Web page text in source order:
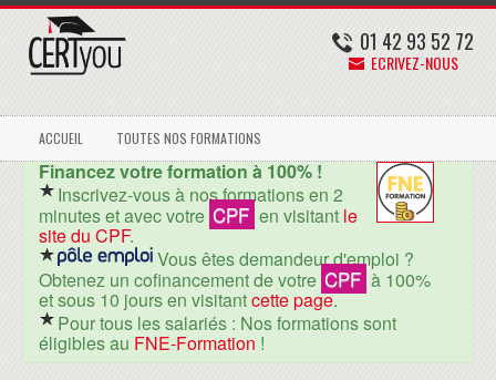
01 42 93 52 72
ECRIVEZ-NOUS
ACCUEIL TOUTES NOS FORMATIONS
Financez votre formation à 100% !
Inscrivez-vous à nos formations en 2
minutes et avec votre CPF en visitant le
site du CPF.
Vous êtes demandeur d'emploi ?
Obtenez un cofinancement de votre CPF à 100%
et sous 10 jours en visitantcette page.
Pour tous les salariés : Nos formations sont
éligibles au FNE-Formation !